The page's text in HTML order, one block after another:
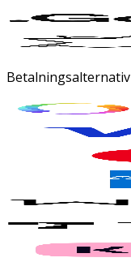
Betalningsalternativ